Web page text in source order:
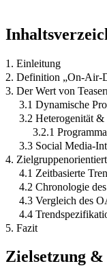
1. Einleitung
2. Definition „On-Air-
3. Der Wert von
3.1 Dynamische
3.2 Heterogenität
3.2.1
3.3 Social Media-
4.
4.1 Zeitbasierte
4.2 Chronologie
4.3 Vergleich des
4.4
5. Fazit
Zielsetzung &